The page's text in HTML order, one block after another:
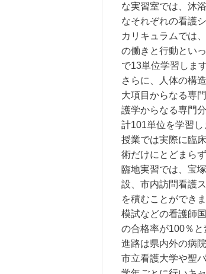
な実習室では、沐
なそれぞれの看護
カリキュラムでは
の働きと行動とい
で13単位学習します
さらに、人体の構
大項目からなる専
護学からなる専門
計101単位を学習し
授業では実際に臨
術だけにとどまら
臨地実習では、宝
設、市内訪問看護
を積むことができま
模試などの看護師
の合格率が100％と
進路は県内外の病
市立看護大学や聖